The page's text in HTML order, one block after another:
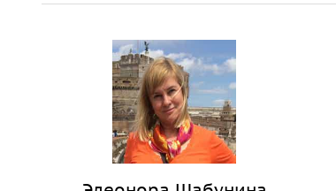
В Эрмитаже можно заблудиться,
покажет все самое интересное и важное
утомленными, полными впечатления,
Мы встретимся наДворцовой площади
ансамблем Дворцовой Площади и